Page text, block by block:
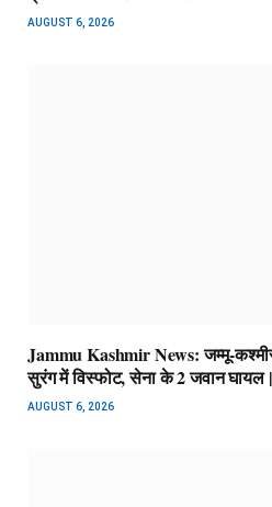
AUGUST 6, 2026
Jammu Kashmir News: जम्मू-
सुरंग में विस्फोट, सेना के 2 जवान
AUGUST 6, 2026